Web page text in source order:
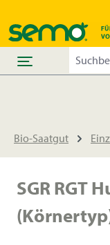
Bio-Saatgut
SGR RGT